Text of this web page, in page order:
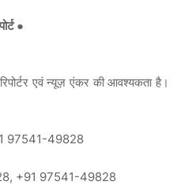
●
एवं न्यूज़ एंकर की आवश्यकता है।
97541-49828
+91 97541-49828